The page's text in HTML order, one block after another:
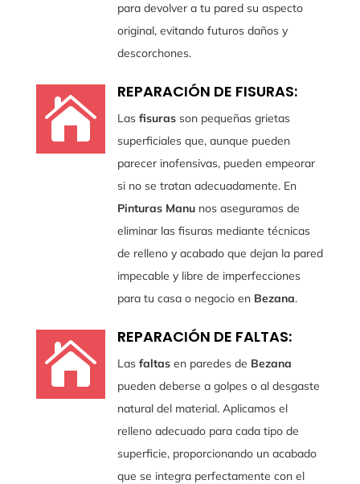
para devolver a tu pared su aspecto
original, evitando futuros daños y
descorchones.

REPARACIÓN DE FISURAS:
Las fisurasson pequeñas grietas
superficiales que, aunque pueden
parecer inofensivas, pueden empeorar
si no se tratan adecuadamente. En
Pinturas Manunos aseguramos de
eliminar las fisuras mediante técnicas
de relleno y acabado que dejan la pared
impecable y libre de imperfecciones
para tu casa o negocio en Bezana.

REPARACIÓN DE FALTAS:
Lasfaltasen paredes de Bezana
pueden deberse a golpes o al desgaste
natural del material. Aplicamos el
relleno adecuado para cada tipo de
superficie, proporcionando un acabado
que se integra perfectamente con el